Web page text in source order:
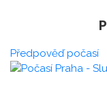
Předpověď počasí